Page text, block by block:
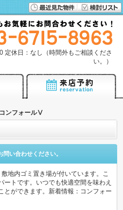
定休日：なし（時間外もご相談くださ
い。）
コンフォールⅤ
い合わせください。
地内ゴミ置き場が付いています。こ
トです。いつでも快適空間を味わえ
とができます。新着情報：コンフォー